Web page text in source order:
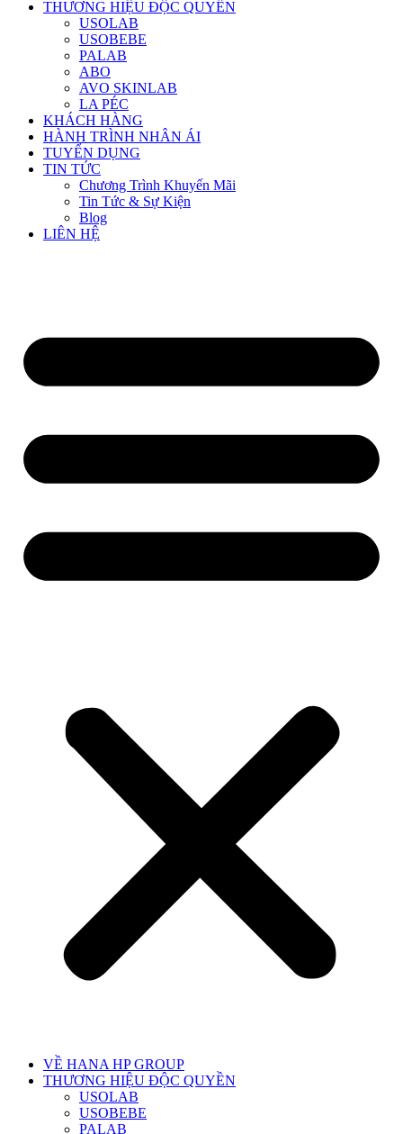
THƯƠNG HIỆU ĐỘC QUYỀN
USOLAB
USOBEBE
PALAB
ABO
AVO SKINLAB
LA PÉC
KHÁCH HÀNG
HÀNH TRÌNH NHÂN ÁI
TUYỂN DỤNG
TIN TỨC
Chương Trình Khuyến Mãi
Tin Tức & Sự Kiện
Blog
LIÊN HỆ
VỀ HANA HP GROUP
THƯƠNG HIỆU ĐỘC QUYỀN
USOLAB
USOBEBE
PALAB